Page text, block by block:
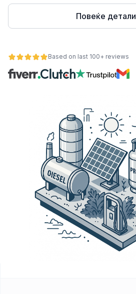
Повеќе детали
Based on last 100+ reviews